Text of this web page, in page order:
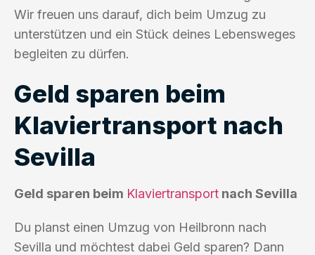
Wir freuen uns darauf, dich beim Umzug zu
unterstützen und ein Stück deines Lebensweges
begleiten zu dürfen.
Geld sparen beim
Klaviertransport nach
Sevilla
Geld sparen beim Klaviertransport nach Sevilla
Du planst einen Umzug von Heilbronn nach
Sevilla und möchtest dabei Geld sparen? Dann